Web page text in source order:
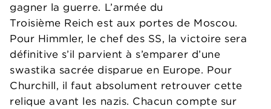
gagner la guerre. L’armée du
Troisième Reich est aux portes de Moscou.
Pour Himmler, le chef des SS, la victoire sera
définitive s’il parvient à s’emparer d’une
swastika sacrée disparue en Europe. Pour
Churchill, il faut absolument retrouver cette
relique avant les nazis. Chacun compte sur